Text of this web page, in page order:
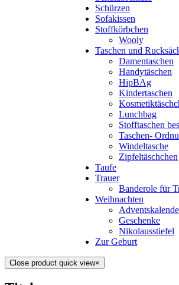
Schürzen
Sofakissen
Stoffkörbchen
Wooly
Taschen und
Damentaschen
Handytäschen
HipBAg
Kindertaschen
Lunchbag
Stofftaschen
Taschen-
Windeltasche
Zipfeltäschchen
Taufe
Trauer
Banderole für
Weihnachten
Geschenke
Nikolausstiefel
Zur Geburt
Close product quick view×